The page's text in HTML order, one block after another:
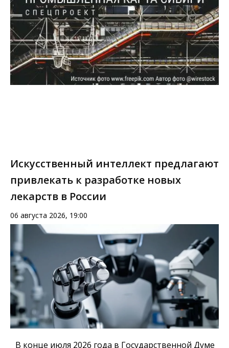
Искусственный интеллект предлагают
привлекать к разработке новых
лекарств в России
06 августа 2026, 19:00
В конце июля 2026 года в Государственной Думе